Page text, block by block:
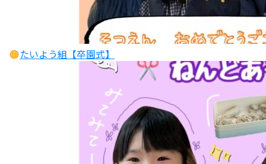
たいよう組【卒園式】